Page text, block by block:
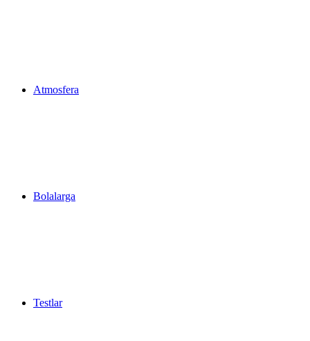
Atmosfera
Bolalarga
Testlar